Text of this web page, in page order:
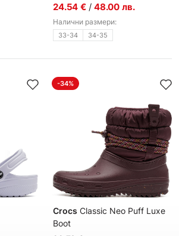
24.54 € / 48.00 лв.
Налични размери:
33-34 34-35
-34%
Crocs Classic Neo Puff Luxe
Boot